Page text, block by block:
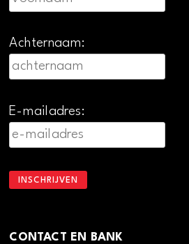
Achternaam:
E-mailadres:
CONTACT EN BANK